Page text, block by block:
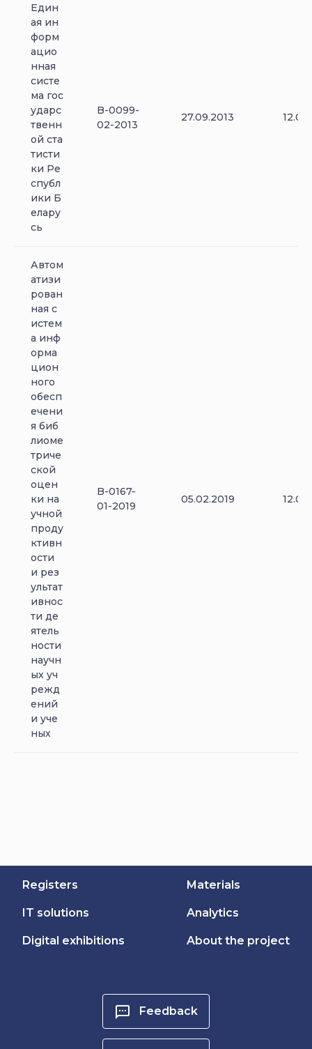
Един
ая ин
форм
ацио
нная
систе
ма гос
ударс
твенн
ой ста
тисти
ки Ре
спубл
ики Б
елару
сь
B-0099-
02-2013
27.09.2013
Автом
атизи
рован
ная с
истем
а инф
орма
цион
ного
обесп
ечени
я биб
лиоме
триче
ской
оцен
ки на
учной
проду
ктивн
ости
и рез
ультат
ивнос
ти де
ятель
ности
научн
ых уч
режд
ений
и уче
ных
B-0167-
01-2019
05.02.2019
Registers
IT solutions
Digital exhibitions
Materials
Analytics
About the project
Feedback